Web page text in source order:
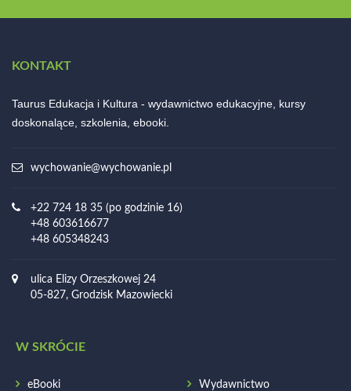
KONTAKT
Taurus Edukacja i Kultura - wydawnictwo edukacyjne, kursy
doskonalące, szkolenia, ebooki.
wychowanie@wychowanie.pl
+22 724 18 35 (po godzinie 16)
+48 603616677
+48 605348243
ulica Elizy Orzeszkowej 24
05-827, Grodzisk Mazowiecki
W SKRÓCIE
eBooki Wydawnictwo